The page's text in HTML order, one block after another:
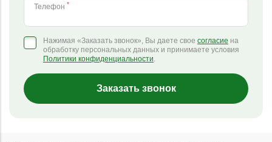
Телефон *
Нажимая «Заказать звонок», Вы даете свое согласие на
обработку персональных данных и принимаете условия
Политики конфиденциальности.
Заказать звонок